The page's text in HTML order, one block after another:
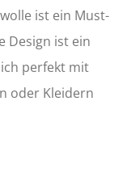
ist ein Must-
Design ist ein
perfekt mit
oder Kleidern